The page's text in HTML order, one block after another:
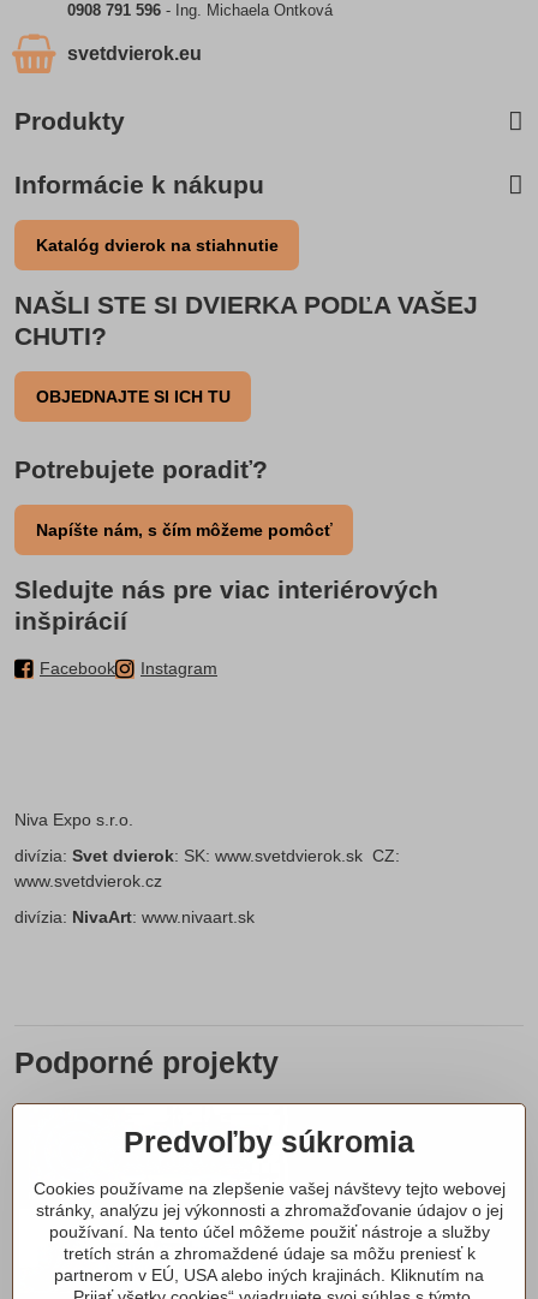
0908 791 596 - Ing. Michaela Ontková
svetdvierok​.eu
Produkty
Informácie k nákupu
Katalóg dvierok na stiahnutie
NAŠLI STE SI DVIERKA PODĽA VAŠEJ
CHUTI?
OBJEDNAJTE SI ICH TU
Potrebujete poradiť?
Napíšte nám, s čím môžeme pomôcť
Sledujte nás pre viac interiérových
inšpirácií
Facebook Instagram
Niva Expo s.r.o.
divízia: Svet dvierok: SK: www.svetdvierok.sk CZ:
www.svetdvierok.cz
divízia: NivaArt: www.nivaart.sk
Podporné projekty
Predvoľby súkromia
Cookies používame na zlepšenie vašej návštevy tejto webovej
stránky, analýzu jej výkonnosti a zhromažďovanie údajov o jej
používaní. Na tento účel môžeme použiť nástroje a služby
tretích strán a zhromaždené údaje sa môžu preniesť k
partnerom v EÚ, USA alebo iných krajinách. Kliknutím na